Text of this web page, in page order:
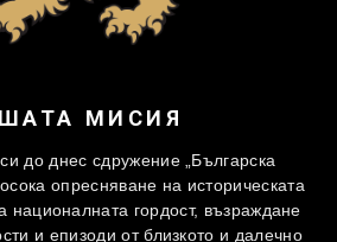
МИСИЯ
до днес сдружение „Българска
опресняване на историческата
националната гордост, възраждане
и епизоди от близкото и далечно